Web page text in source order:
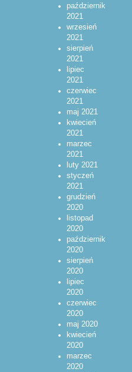
październik
2021
wrzesień
2021
sierpień
2021
lipiec
2021
czerwiec
2021
maj 2021
kwiecień
2021
marzec
2021
luty 2021
styczeń
2021
grudzień
2020
listopad
2020
październik
2020
sierpień
2020
lipiec
2020
czerwiec
2020
maj 2020
kwiecień
2020
marzec
2020